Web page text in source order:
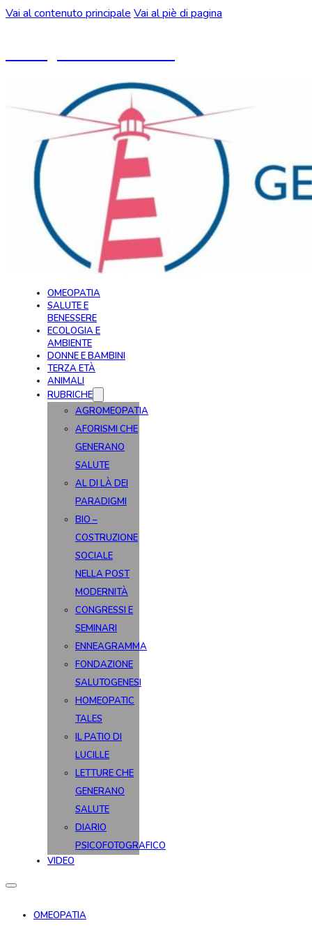
Vai al contenuto principale Vai al piè di pagina
OMEOPATIA
SALUTE E
BENESSERE
ECOLOGIA E
AMBIENTE
DONNE E BAMBINI
TERZA ETÀ
ANIMALI
RUBRICHE
AGROMEOPATIA
AFORISMI CHE
GENERANO
SALUTE
AL DI LÀ DEI
PARADIGMI
BIO –
COSTRUZIONE
SOCIALE
NELLA POST
MODERNITÀ
CONGRESSI E
SEMINARI
ENNEAGRAMMA
FONDAZIONE
SALUTOGENESI
HOMEOPATIC
TALES
IL PATIO DI
LUCILLE
LETTURE CHE
GENERANO
SALUTE
DIARIO
PSICOFOTOGRAFICO
VIDEO
OMEOPATIA